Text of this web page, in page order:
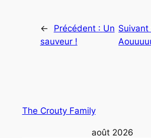
← Précédent : Un
sauveur !
Suivant
The Crouty Family
août 2026